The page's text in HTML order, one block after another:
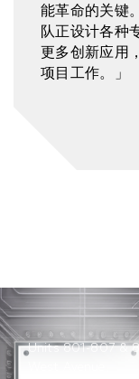
能革命的关键
队正设计各种
更多创新应用
项目工作。」
Units 801-807 &